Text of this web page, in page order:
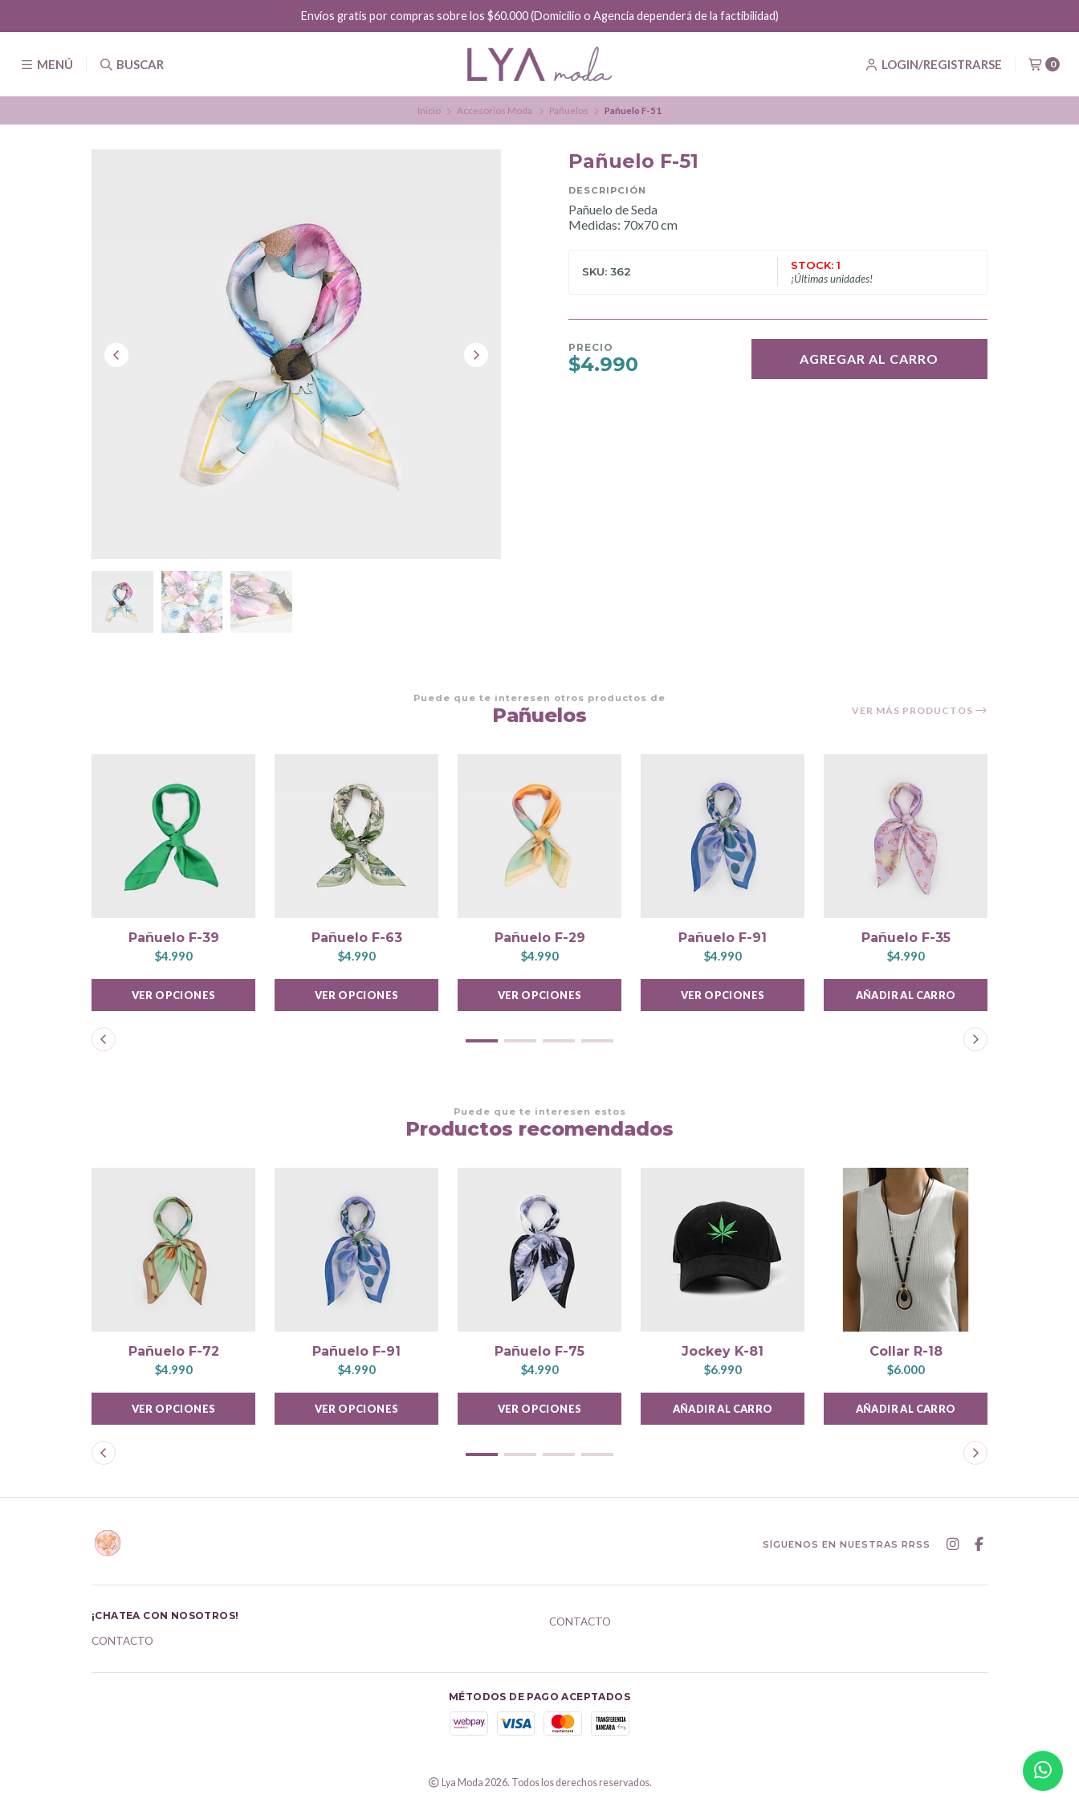
MENÚ BUSCAR LOGIN/REGISTRARSE 0
Envíos gratis por compras sobre los $60.000 (Domicilio o Agencia dependerá de la factibilidad)
Inicio Accesorios Moda Pañuelos Pañuelo F-51
Pañuelo F-51
DESCRIPCIÓN
Pañuelo de Seda
Medidas: 70x70 cm
SKU: 362
STOCK: 1
¡Últimas unidades!
PRECIO
$4.990 AGREGAR AL CARRO
Puede que te interesen otros productos de
Pañuelos VER MÁS PRODUCTOS
Pañuelo F-39
$4.990
VER OPCIONES
Pañuelo F-63
$4.990
VER OPCIONES
Pañuelo F-29
$4.990
VER OPCIONES
Pañuelo F-91
$4.990
VER OPCIONES
Pañuelo F-35
$4.990
AÑADIR AL CARRO
Puede que te interesen estos
Productos recomendados
Pañuelo F-72
$4.990
VER OPCIONES
Pañuelo F-91
$4.990
VER OPCIONES
Pañuelo F-75
$4.990
VER OPCIONES
Jockey K-81
$6.990
AÑADIR AL CARRO
Collar R-18
$6.000
AÑADIR AL CARRO
SÍGUENOS EN NUESTRAS RRSS
¡CHATEA CON NOSOTROS!
CONTACTO
CONTACTO
MÉTODOS DE PAGO ACEPTADOS
Lya Moda 2026. Todos los derechos reservados.